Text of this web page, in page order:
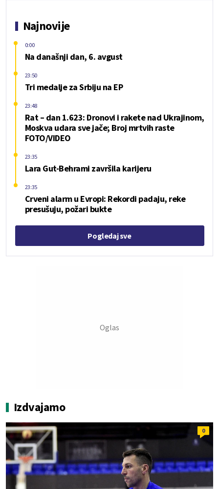
Najnovije
Na današnji dan, 6. avgust
0:00
Tri medalje za Srbiju na EP
23:50
Rat – dan 1.623: Dronovi i rakete nad Ukrajinom,
Moskva udara sve jače; Broj mrtvih raste
FOTO/VIDEO
23:48
Lara Gut-Behrami završila karijeru
23:35
Crveni alarm u Evropi: Rekordi padaju, reke
presušuju, požari bukte
23:35
Pogledaj sve
Izdvajamo
0